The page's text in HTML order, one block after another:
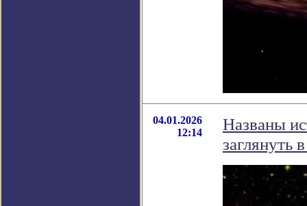
04.01.2026
12:14
Названы
заглянуть